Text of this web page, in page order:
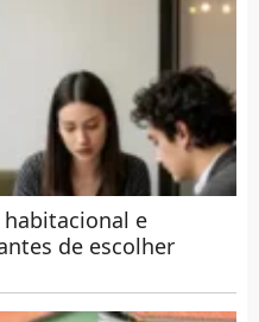
e
de escolher